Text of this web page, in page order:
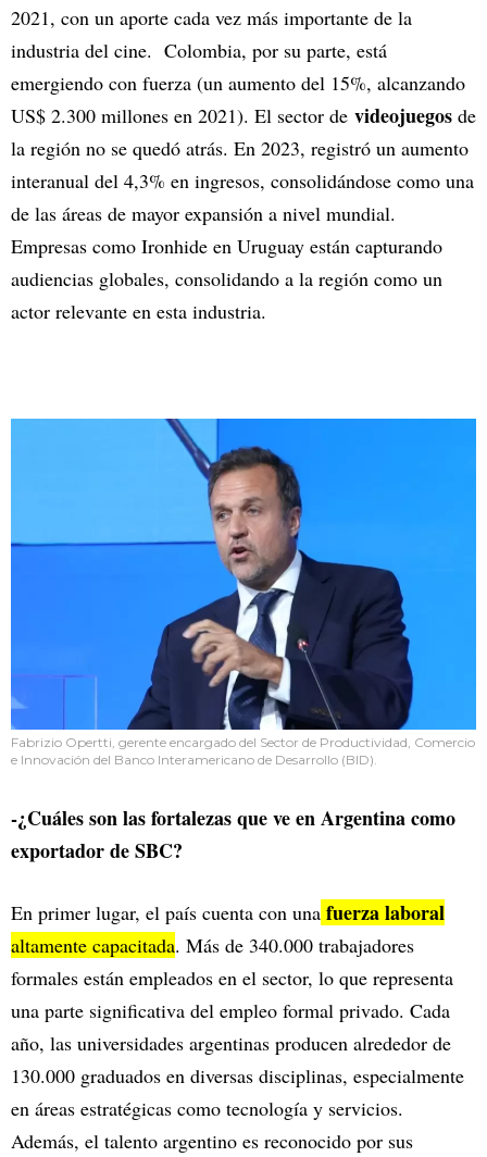
2021, con un aporte cada vez más importante de la
industria del cine. Colombia, por su parte, está
emergiendo con fuerza (un aumento del 15%, alcanzando
US$ 2.300 millones en 2021). El sector de videojuegos de
la región no se quedó atrás. En 2023, registró un aumento
interanual del 4,3% en ingresos, consolidándose como una
de las áreas de mayor expansión a nivel mundial.
Empresas como Ironhide en Uruguay están capturando
audiencias globales, consolidando a la región como un
actor relevante en esta industria.
Fabrizio Opertti, gerente encargado del Sector de Productividad, Comercio
e Innovación del Banco Interamericano de Desarrollo (BID).
-¿Cuáles son las fortalezas que ve en Argentina como
exportador de SBC?
En primer lugar, el país cuenta con una fuerza laboral
altamente capacitada. Más de 340.000 trabajadores
formales están empleados en el sector, lo que representa
una parte significativa del empleo formal privado. Cada
año, las universidades argentinas producen alrededor de
130.000 graduados en diversas disciplinas, especialmente
en áreas estratégicas como tecnología y servicios.
Además, el talento argentino es reconocido por sus